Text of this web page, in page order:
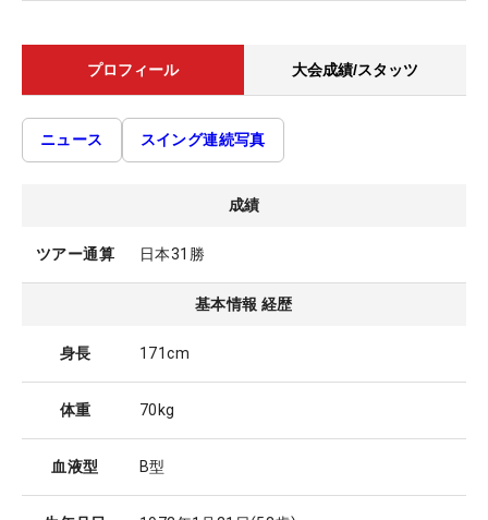
プロフィール 大会成績/スタッツ
ニュース スイング連続写真
成績
ツアー通算 日本31勝
基本情報 経歴
身長 171cm
体重 70kg
血液型 B型